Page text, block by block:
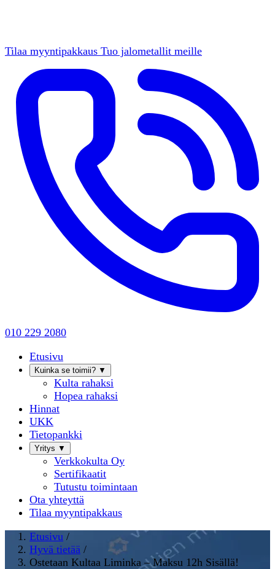
Tilaa myyntipakkaus Tuo jalometallit meille
010 229 2080
Etusivu
Kuinka se toimii? ▼
Kulta rahaksi
Hopea rahaksi
Hinnat
UKK
Tietopankki
Yritys ▼
Verkkokulta Oy
Sertifikaatit
Tutustu toimintaan
Ota yhteyttä
Tilaa myyntipakkaus
Etusivu /
Hyvä tietää /
Ostetaan Kultaa Liminka – Maksu 12h Sisällä!